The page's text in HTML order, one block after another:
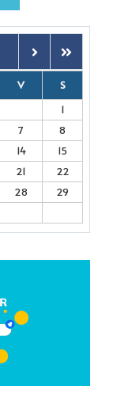
V
S
1
7
8
14
15
21
22
28
29